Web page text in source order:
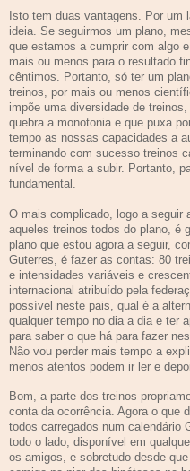
Isto tem duas vantagens. Por um
ideia. Se seguirmos um plano,
que estamos a cumprir com algo
mais ou menos para o resultado
cêntimos. Portanto, só ter um
treinos, por mais ou menos
impõe uma diversidade de
quebra a monotonia e que puxa
tempo as nossas capacidades a
terminando com sucesso treinos
nível de forma a subir. Portanto,
fundamental.
O mais complicado, logo a seguir
aqueles treinos todos do plano, é
plano que estou agora a seguir,
Guterres, é fazer as contas: 80
e intensidades variáveis e
internacional atribuído pela
possível neste pais, qual é a
qualquer tempo no dia a dia e ter
para saber o que há para fazer
Não vou perder mais tempo a
menos atentos podem ir ler e
Bom, a parte dos treinos
conta da ocorrência. Agora o que
todos carregados num calendário
todo o lado, disponível em
os amigos, e sobretudo desde